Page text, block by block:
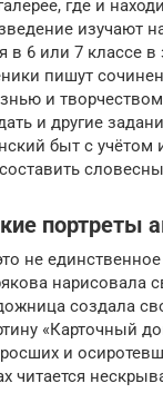
где и
изучают
в 6 или 7 классе в
пишут
и
и другие
быт с учётом
портреты
не
нарисовала
создала
«Карточный
и
читается